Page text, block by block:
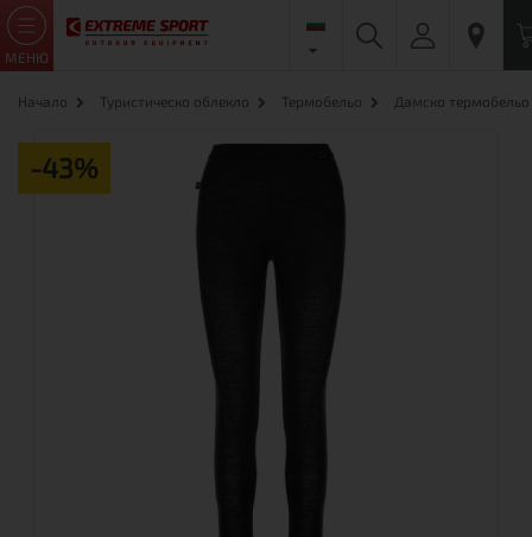
МЕНЮ
Начало Туристическо облекло Термобельо Дамско термобельо
-43%